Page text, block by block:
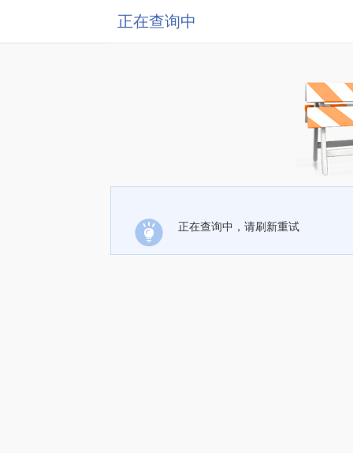
正在查询中
正在查询中，请刷新重试